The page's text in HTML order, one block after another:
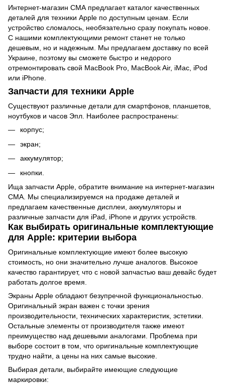
Интернет-магазин СМА предлагает каталог качественных
деталей для техники Apple по доступным ценам. Если
устройство сломалось, необязательно сразу покупать новое.
С нашими комплектующими ремонт станет не только
дешевым, но и надежным. Мы предлагаем доставку по всей
Украине, поэтому вы сможете быстро и недорого
отремонтировать свой MacBook Pro, MacBook Air, iMac, iPod
или iPhone.
Запчасти для техники Apple
Существуют различные детали для смартфонов, планшетов,
ноутбуков и часов Эпл. Наиболее распространены:
корпус;
экран;
аккумулятор;
кнопки.
Ища запчасти Apple, обратите внимание на интернет-магазин
СМА. Мы специализируемся на продаже деталей и
предлагаем качественные дисплеи, аккумуляторы и
различные запчасти для iPad, iPhone и других устройств.
Как выбирать оригинальные комплектующие
для Apple: критерии выбора
Оригинальные комплектующие имеют более высокую
стоимость, но они значительно лучше аналогов. Высокое
качество гарантирует, что с новой запчастью ваш девайс будет
работать долгое время.
Экраны Apple обладают безупречной функциональностью.
Оригинальный экран важен с точки зрения
производительности, технических характеристик, эстетики.
Остальные элементы от производителя также имеют
преимущество над дешевыми аналогами. Проблема при
выборе состоит в том, что оригинальные комплектующие
трудно найти, а цены на них самые высокие.
Выбирая детали, выбирайте имеющие следующие
маркировки: